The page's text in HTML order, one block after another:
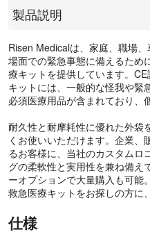
製品説明
Risen Medicalは、家庭、職場
場面での緊急事態に備えるため
療キットを提供しています。
キットには、一般的な怪我や緊
必須医療用品が含まれており、
耐久性と耐摩耗性に優れた外袋
くお使いいただけます。企業、
るお客様に、当社のカスタムロ
グの柔軟性と実用性を兼ね備え
ーオプションで大量購入も可能
救急医療キットをお探しの方に
仕様